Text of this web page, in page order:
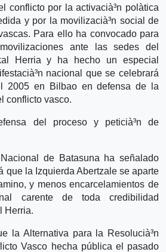
conflicto por la activacià³n polà­tica
y por la movilizacià³n social de
Para ello ha convocado para
ante las sedes del
Herria y ha hecho un especial
nacional que se celebrará
2005 en Bilbao en defensa de la
conflicto vasco.
del proceso y peticià³n de
de Batasuna ha señalado
que la Izquierda Abertzale se aparte
y menos encarcelamientos de
carente de toda credibilidad
Herria.
la Alternativa para la Resolucià³n
Vasco hecha pública el pasado